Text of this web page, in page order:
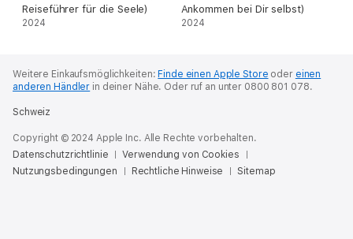
Reiseführer für die Seele)
2024
Ankommen bei Dir selbst)
2024
Weitere Einkaufsmöglichkeiten:Finde einen Apple Store oder einen
anderen Händler in deiner Nähe. Oder ruf an unter 0800 801 078.
Schweiz
Copyright © 2024 Apple Inc. Alle Rechte vorbehalten.
Datenschutzrichtlinie
Verwendung von Cookies
Nutzungsbedingungen
Rechtliche Hinweise Sitemap